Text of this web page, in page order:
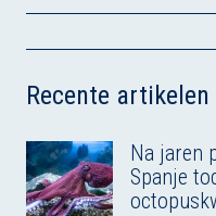
d
I
o
o
k
y
d
s
Recente artikelen
Na jaren
Spanje